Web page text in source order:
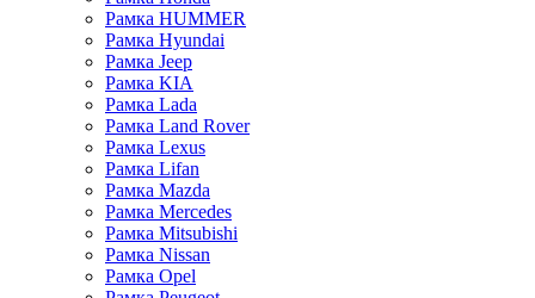
Рамка HUMMER
Рамка Hyundai
Рамка Jeep
Рамка KIA
Рамка Lada
Рамка Land Rover
Рамка Lexus
Рамка Lifan
Рамка Mazda
Рамка Mercedes
Рамка Mitsubishi
Рамка Nissan
Рамка Opel